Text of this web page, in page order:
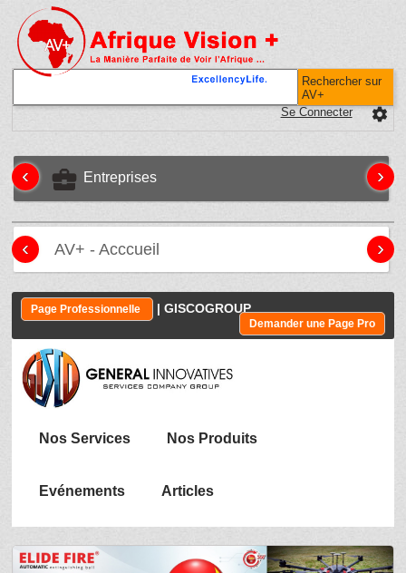
Rechercher sur
AV+
settings
Se Connecter
business_center Entreprises
‹ ›
AV+ - Acccueil
‹ ›
Page Professionnelle | GISCOGROUP
Demander une Page Pro
Nos Services Nos Produits
Evénements Articles